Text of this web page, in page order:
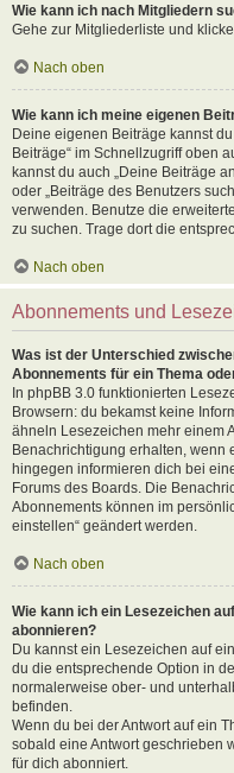
Wie kann ich nach Mitgliedern
Gehe zur Mitgliederliste und
Nach oben
Wie kann ich meine eigenen
Deine eigenen Beiträge kannst
Beiträge“ im Schnellzugriff oben
kannst du auch „Deine Beiträge
oder „Beiträge des Benutzers
verwenden. Benutze die
zu suchen. Trage dort die
Nach oben
Abonnements und
Was ist der Unterschied
Abonnements für ein Thema
In phpBB 3.0 funktionierten
Browsern: du bekamst keine
ähneln Lesezeichen mehr einem
Benachrichtigung erhalten, wenn
hingegen informieren dich bei
Forums des Boards. Die
Abonnements können im
einstellen“ geändert werden.
Nach oben
Wie kann ich ein Lesezeichen
abonnieren?
Du kannst ein Lesezeichen auf
du die entsprechende Option in
normalerweise ober- und
befinden.
Wenn du bei der Antwort auf ein
sobald eine Antwort geschrieben
für dich abonniert.